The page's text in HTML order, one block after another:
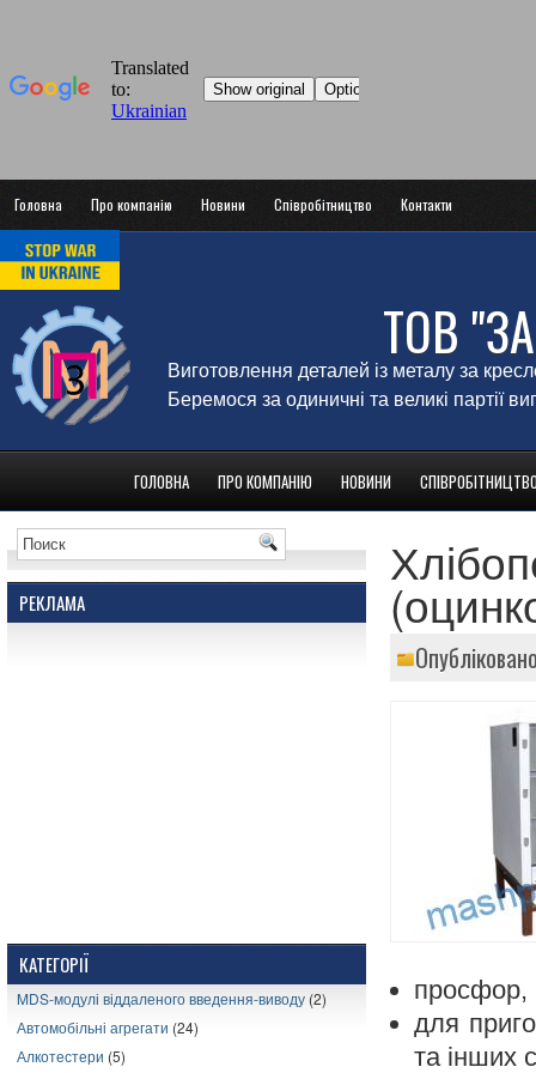
Головна Про компанію Новини Співробітництво Контакти
ТОВ
Виготовлення деталей із металу за
Беремося за одиничні та великі партії
ГОЛОВНА ПРО КОМПАНІЮ НОВИНИ
РЕКЛАМА
КАТЕГОРІЇ
MDS-модулі віддаленого введення-виводу (2)
Автомобільні агрегати (24)
Алкотестери (5)
просфор,
для
та інших